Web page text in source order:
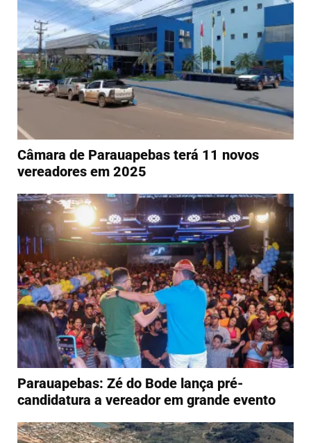
Câmara de Parauapebas terá 11 novos
vereadores em 2025
Parauapebas: Zé do Bode lança pré-
candidatura a vereador em grande evento